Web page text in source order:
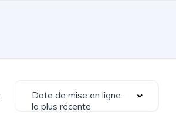
Date de mise en ligne :
la plus récente